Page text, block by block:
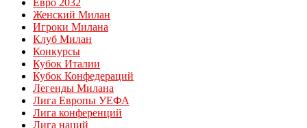
Евро 2032
Женский Милан
Игроки Милана
Клуб Милан
Конкурсы
Кубок Италии
Кубок Конфедераций
Легенды Милана
Лига Европы УЕФА
Лига конференций
Лига наций